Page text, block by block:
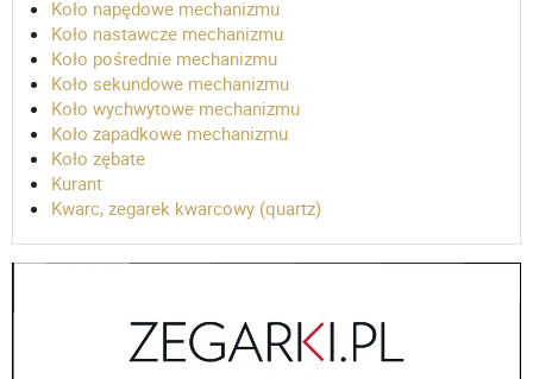
Koło napędowe mechanizmu
Koło nastawcze mechanizmu
Koło pośrednie mechanizmu
Koło sekundowe mechanizmu
Koło wychwytowe mechanizmu
Koło zapadkowe mechanizmu
Koło zębate
Kurant
Kwarc, zegarek kwarcowy (quartz)